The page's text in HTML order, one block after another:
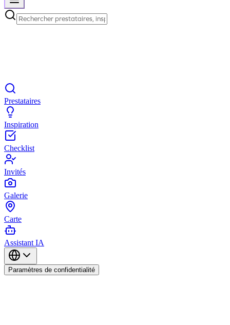
Rechercher prestataires, inspiration...
Prestataires
Inspiration
Checklist
Invités
Galerie
Carte
Assistant IA
Paramètres de confidentialité